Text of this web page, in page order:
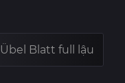
Übel Blatt full lậu